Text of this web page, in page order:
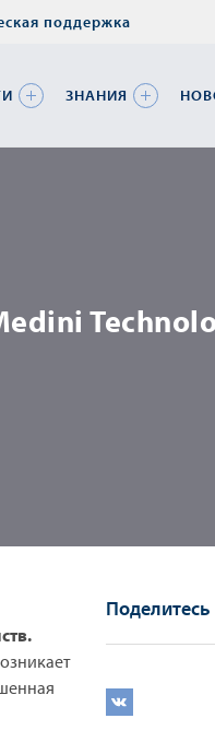
поддержка
ЗНАНИЯ
Поделитесь